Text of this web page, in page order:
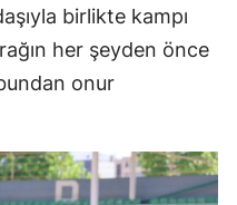
birlikte kampı
her şeyden önce
onur